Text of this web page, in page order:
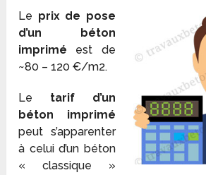
Le prix de pose
d’un béton
imprimé est de
~80 – 120 €/m2.
Le tarif d’un
béton imprimé
peut s’apparenter
à celui d’un béton
« classique »